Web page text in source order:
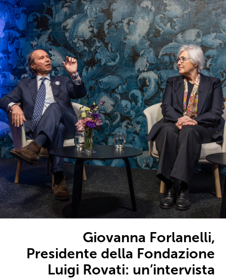
Giovanna Forlanelli,
Presidente della Fondazione
Luigi Rovati: un’intervista